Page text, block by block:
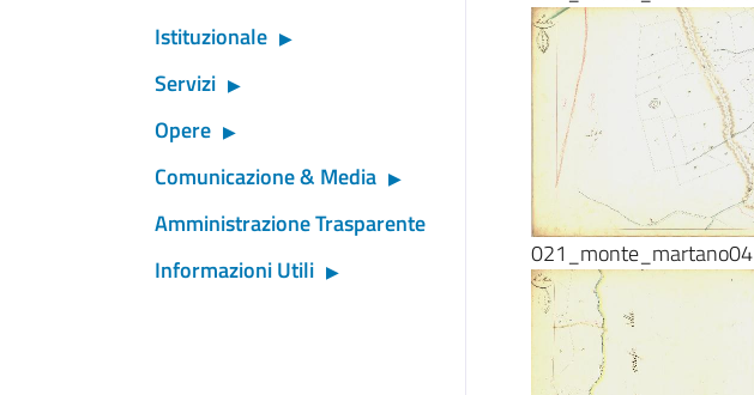
Istituzionale
Servizi
Opere
Comunicazione & Media
Amministrazione Trasparente
Informazioni Utili
021_monte_martano04